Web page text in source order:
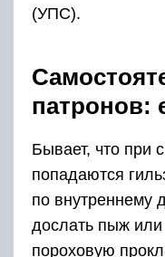
(УПС).
патронов:
Бывает, что при
попадаются
по внутреннему
дослать пыж
пороховую